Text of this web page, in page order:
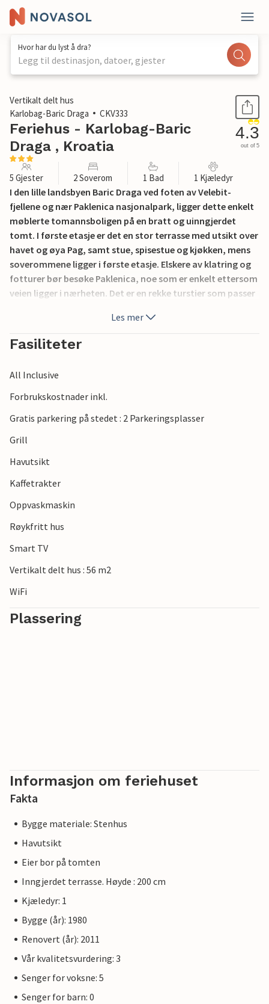
Hvor har du lyst å dra?
Legg til destinasjon, datoer, gjester
1 / 27
Vertikalt delt hus
Karlobag-Baric Draga
CKV333
Feriehus - Karlobag-Baric
Draga , Kroatia
4.3
out of 5
5 Gjester 2 Soverom 1 Bad 1 Kjæledyr
I den lille landsbyen Baric Draga ved foten av Velebit-
fjellene og nær Paklenica nasjonalpark, ligger dette enkelt
møblerte tomannsboligen på en bratt og uinngjerdet
tomt. I første etasje er det en stor terrasse med utsikt over
havet og øya Pag, samt stue, spisestue og kjøkken, mens
soverommene ligger i første etasje. Elskere av klatring og
fotturer bør besøke Paklenica, noe som er enkelt ettersom
veien ligger i nærheten. Det er en rekke turstier som passer
besøke innspillingsstedene til de gamle Winneto-filmene.
Les mer
Fasiliteter
All Inclusive
Forbrukskostnader inkl.
Gratis parkering på stedet : 2 Parkeringsplasser
Grill
Havutsikt
Kaffetrakter
Oppvaskmaskin
Røykfritt hus
Smart TV
Vertikalt delt hus : 56 m2
WiFi
Plassering
Informasjon om feriehuset
Fakta
Bygge materiale: Stenhus
Havutsikt
Eier bor på tomten
Inngjerdet terrasse. Høyde : 200 cm
Kjæledyr: 1
Bygge (år): 1980
Renovert (år): 2011
Vår kvalitetsvurdering: 3
Senger for voksne: 5
Senger for barn: 0